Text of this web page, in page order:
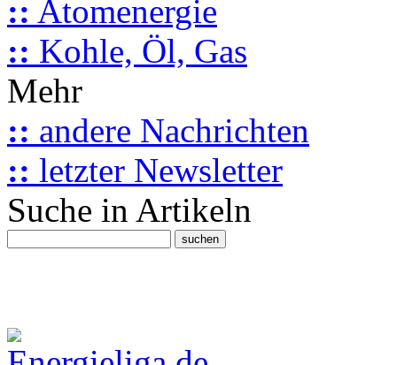
:: Atomenergie
:: Kohle, Öl, Gas
Mehr
:: andere Nachrichten
:: letzter Newsletter
Suche in Artikeln